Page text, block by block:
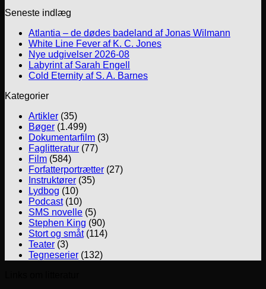
Seneste indlæg
Atlantia – de dødes badeland af Jonas Wilmann
White Line Fever af K. C. Jones
Nye udgivelser 2026-08
Labyrint af Sarah Engell
Cold Eternity af S. A. Barnes
Kategorier
Artikler (35)
Bøger (1.499)
Dokumentarfilm (3)
Faglitteratur (77)
Film (584)
Forfatterportrætter (27)
Instruktører (35)
Lydbog (10)
Podcast(10)
SMS novelle (5)
Stephen King (90)
Stort og småt(114)
Teater (3)
Tegneserier (132)